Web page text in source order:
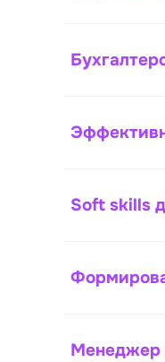
Soft skills
Менеджер